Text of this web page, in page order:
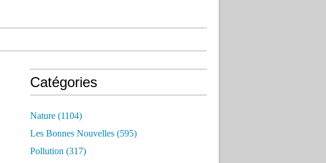
Catégories
Nature (1104)
Les Bonnes Nouvelles (595)
Pollution (317)